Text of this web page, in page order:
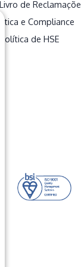
Livro de
Ética e Compliance
Política de HSE